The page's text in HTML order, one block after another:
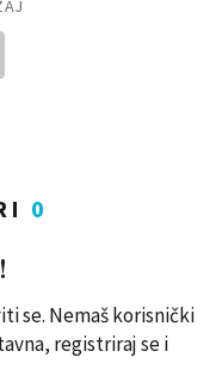
0
se. Nemaš korisnički
registriraj se i